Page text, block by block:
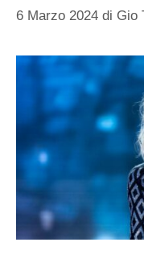
6 Marzo 2024 di Gio